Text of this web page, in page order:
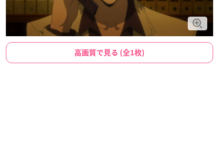
高画質で見る (全1枚)